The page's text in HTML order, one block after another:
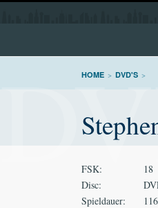
HOME > DVD'S >
FSK:
18
Disc:
Spieldauer:
116